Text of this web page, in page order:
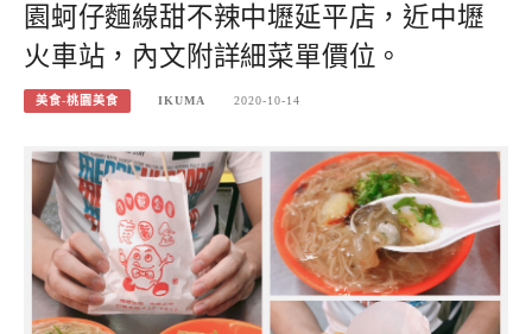
園蚵仔麵線甜不辣中壢延平店，近中壢
火車站，內文附詳細菜單價位。
美食-桃園美食 IKUMA 2020-10-14